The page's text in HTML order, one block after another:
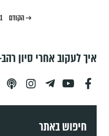
→ הקודם 1
איך לעקוב אחרי סיון
חיפוש באתר